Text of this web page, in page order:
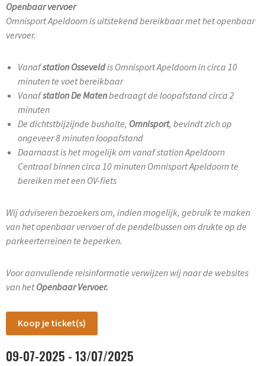
Openbaar vervoer
Omnisport Apeldoorn is uitstekend bereikbaar met het openbaar
vervoer.
Vanafstation Osseveldis Omnisport Apeldoorn in circa 10
minuten te voet bereikbaar
Vanafstation De Matenbedraagt de loopafstand circa 2
minuten
De dichtstbijzijnde bushalte, Omnisport, bevindt zich op
ongeveer 8 minuten loopafstand
Daarnaast is het mogelijk om vanaf station Apeldoorn
Centraal binnen circa 10 minuten Omnisport Apeldoorn te
bereiken met een OV-fiets
Wij adviseren bezoekers om, indien mogelijk, gebruik te maken
van het openbaar vervoer of de pendelbussen om drukte op de
parkeerterreinen te beperken.
Voor aanvullende reisinformatie verwijzen wij naar de websites
van hetOpenbaar Vervoer.
Koop je ticket(s)
09-07-2025 - 13/07/2025